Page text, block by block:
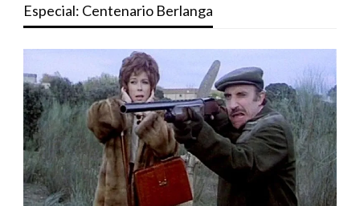
Especial: Centenario Berlanga